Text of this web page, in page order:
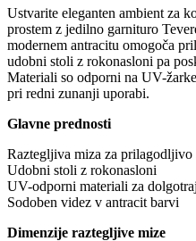
Ustvarite eleganten ambient za
prostem z jedilno garnituro
modernem antracitu omogoča
udobni stoli z rokonasloni pa
Materiali so odporni na UV-
pri redni zunanji uporabi.
Glavne prednosti
Raztegljiva miza za prilagodljivo
Udobni stoli z rokonasloni
UV-odporni materiali za
Sodoben videz v antracit barvi
Dimenzije raztegljive mize